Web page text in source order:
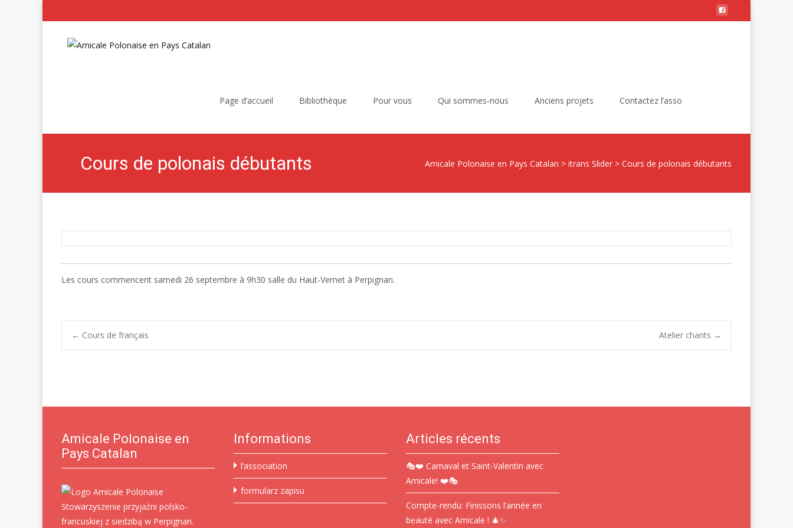
Page d’accueil Bibliothèque Pour vous Qui sommes-nous Anciens projets Contactez l’asso
Cours de polonais débutants Amicale Polonaise en Pays Catalan > itrans Slider > Cours de polonais débutants
Les cours commencent samedi 26 septembre à 9h30 salle du Haut-Vernet à Perpignan.
Post
← Cours de français Atelier chants →
Amicale Polonaise en
Pays Catalan
Stowarzyszenie przyjaźni polsko-
francuskiej z siedzibą w Perpignan.
Informations
l’association
formularz zapisu
Articles récents
🎭❤️ Carnaval et Saint-Valentin avec
Amicale! ❤️🎭
Compte-rendu: Finissons l’année en
beauté avec Amicale ! 🎄✨